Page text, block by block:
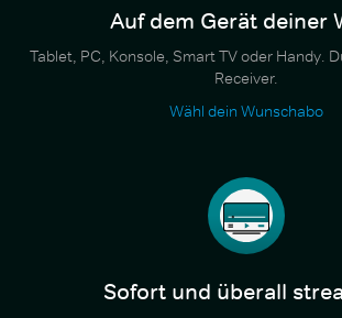
Auf dem Gerät deiner
Tablet, PC, Konsole, Smart TV oder Handy.
Receiver.
Wähl dein Wunschabo
Sofort und überall